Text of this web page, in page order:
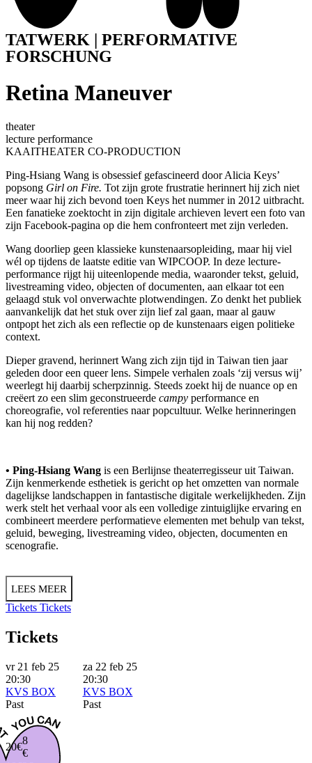
TATWERK | PERFORMATIVE
FORSCHUNG
Retina Maneuver
theater
lecture performance
KAAITHEATER CO-PRODUCTION
Ping-Hsiang Wang is obsessief gefascineerd door Alicia Keys’
popsong Girl on Fire. Tot zijn grote frustratie herinnert hij zich niet
meer waar hij zich bevond toen Keys het nummer in 2012 uitbracht.
Een fanatieke zoektocht in zijn digitale archieven levert een foto van
zijn Facebook-pagina op die hem confronteert met zijn verleden.
Wang doorliep geen klassieke kunstenaarsopleiding, maar hij viel
wél op tijdens de laatste editie van WIPCOOP. In deze lecture-
performance rijgt hij uiteenlopende media, waaronder tekst, geluid,
livestreaming video, objecten of documenten, aan elkaar tot een
gelaagd stuk vol onverwachte plotwendingen. Zo denkt het publiek
aanvankelijk dat het stuk over zijn lief zal gaan, maar al gauw
ontpopt het zich als een reflectie op de kunstenaars eigen politieke
context.
Dieper gravend, herinnert Wang zich zijn tijd in Taiwan tien jaar
geleden door een queer lens. Simpele verhalen zoals ‘zij versus wij’
weerlegt hij daarbij scherpzinnig. Steeds zoekt hij de nuance op en
creëert zo een slim geconstrueerde campy performance en
choreografie, vol referenties naar popcultuur. Welke herinneringen
kan hij nog redden?
• Ping-Hsiang Wang is een Berlijnse theaterregisseur uit Taiwan.
Zijn kenmerkende esthetiek is gericht op het omzetten van normale
dagelijkse landschappen in fantastische digitale werkelijkheden. Zijn
werk stelt het verhaal voor als een volledige zintuiglijke ervaring en
combineert meerdere performatieve elementen met behulp van tekst,
geluid, beweging, livestreaming video, objecten, documenten en
scenografie.
LEES MEER
Tickets Tickets
Tickets
vr 21 feb 25
20:30
KVS BOX
Past
za 22 feb 25
20:30
KVS BOX
Past
20€
8
€